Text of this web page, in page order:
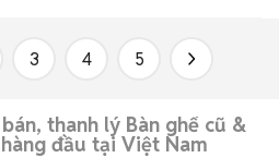
3 4 5
thanh lý Bàn ghế cũ &
đầu tại Việt Nam